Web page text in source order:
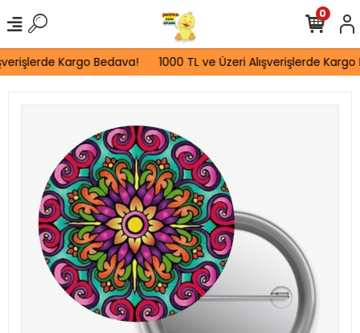
Kargo Bedava! 1000 TL ve Üzeri Alışverişlerde Kargo
0